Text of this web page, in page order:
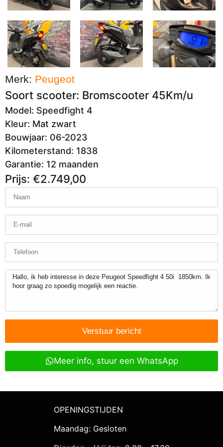
Merk: Peugeot
Soort scooter: Bromscooter 45Km/u
Model: Speedfight 4
Kleur: Mat zwart
Bouwjaar: 06-2023
Kilometerstand: 1838
Garantie: 12 maanden
Prijs: €2.749,00
Verstuur bericht
Meer info, stuur een WhatsApp
OPENINGSTIJDEN
Maandag: Gesloten